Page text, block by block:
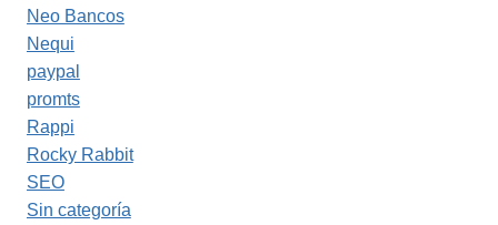
Neo Bancos
Nequi
paypal
promts
Rappi
Rocky Rabbit
SEO
Sin categoría